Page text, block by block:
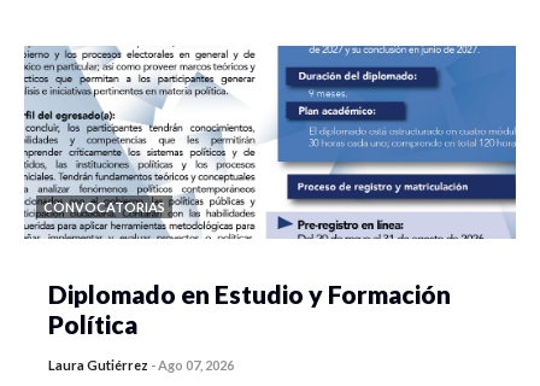
CONVOCATORIAS
Diplomado en Estudio y Formación
Política
Laura Gutiérrez -Ago 07, 2026